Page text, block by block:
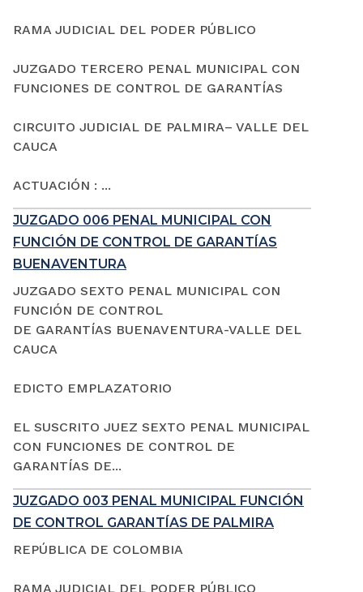
RAMA JUDICIAL DEL PODER PÚBLICO
JUZGADO TERCERO PENAL MUNICIPAL CON
FUNCIONES DE CONTROL DE GARANTÍAS
CIRCUITO JUDICIAL DE PALMIRA– VALLE DEL
CAUCA
ACTUACIÓN : ...
JUZGADO 006 PENAL MUNICIPAL CON
FUNCIÓN DE CONTROL DE GARANTÍAS
BUENAVENTURA
JUZGADO SEXTO PENAL MUNICIPAL CON
FUNCIÓN DE CONTROL
DE GARANTÍAS BUENAVENTURA-VALLE DEL
CAUCA
EDICTO EMPLAZATORIO
EL SUSCRITO JUEZ SEXTO PENAL MUNICIPAL
CON FUNCIONES DE CONTROL DE
GARANTÍAS DE...
JUZGADO 003 PENAL MUNICIPAL FUNCIÓN
DE CONTROL GARANTÍAS DE PALMIRA
REPÚBLICA DE COLOMBIA
RAMA JUDICIAL DEL PODER PÚBLICO